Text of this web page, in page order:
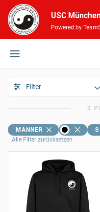
USC
Powered by
Filter
3
MÄNNER S
Alle Filter zurücksetzen